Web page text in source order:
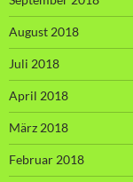
August 2018
Juli 2018
April 2018
März 2018
Februar 2018